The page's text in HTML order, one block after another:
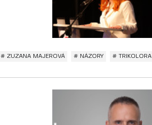
# ZUZANA MAJEROVÁ # NÁZORY # TRIKOLORA